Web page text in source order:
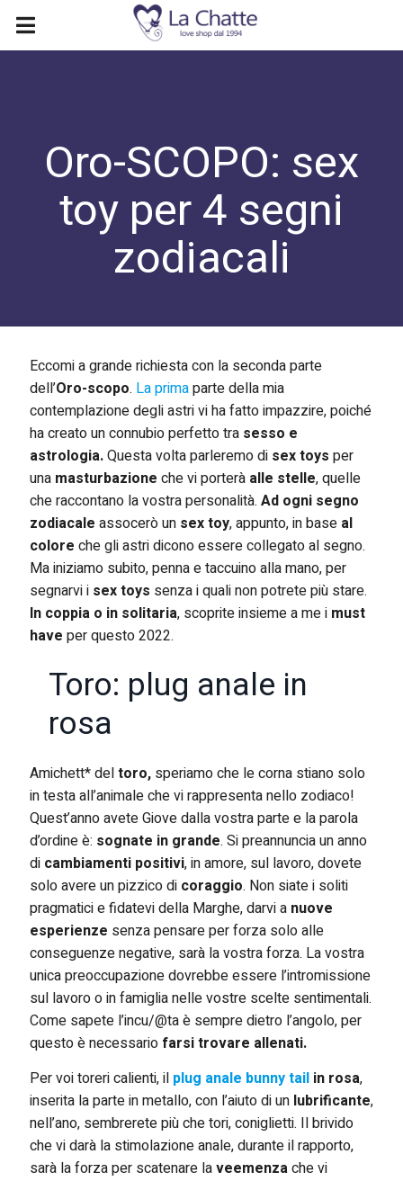
Oro-SCOPO: sex
toy per 4 segni
zodiacali
Eccomi a grande richiesta con la seconda parte
dell’Oro-scopo. La primaparte della mia
contemplazione degli astri vi ha fatto impazzire, poiché
ha creato un connubio perfetto tra sesso e
astrologia.Questa volta parleremo disex toys per
una masturbazione che vi porterà alle stelle, quelle
che raccontano la vostra personalità. Ad ogni segno
zodiacale assocerò un sex toy, appunto, in base al
colore che gli astri dicono essere collegato al segno.
Ma iniziamo subito, penna e taccuino alla mano, per
segnarvi i sex toys senza i quali non potrete più stare.
In coppia o in solitaria, scoprite insieme a me i must
have per questo 2022.
Toro: plug anale in
rosa
Amichett* deltoro,speriamo che le corna stiano solo
in testa all’animale che vi rappresenta nello zodiaco!
Quest’anno avete Giove dalla vostra parte e la parola
d’ordine è: sognate in grande. Si preannuncia un anno
di cambiamenti positivi, in amore, sul lavoro, dovete
solo avere un pizzico di coraggio. Non siate i soliti
pragmatici e fidatevi della Marghe, darvi a nuove
esperienze senza pensare per forza solo alle
conseguenze negative, sarà la vostra forza. La vostra
unica preoccupazione dovrebbe essere l’intromissione
sul lavoro o in famiglia nelle vostre scelte sentimentali.
Come sapete l’incu/@ta è sempre dietro l’angolo, per
questo è necessario farsi trovare allenati.
Per voi toreri calienti, il plug anale bunny tailin rosa,
inserita la parte in metallo, con l’aiuto di un lubrificante,
nell’ano, sembrerete più che tori, coniglietti. Il brivido
che vi darà la stimolazione anale, durante il rapporto,
sarà la forza per scatenare laveemenzache vi